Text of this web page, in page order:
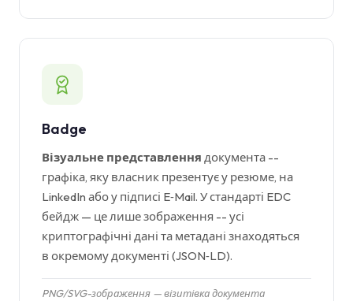
Badge
Візуальне представлення документа --
графіка, яку власник презентує у резюме, на
LinkedIn або у підписі E‑Mail. У стандарті EDC
бейдж — це лише зображення -- усі
криптографічні дані та метадані знаходяться
в окремому документі (JSON‑LD).
PNG/SVG-зображення — візитівка документа